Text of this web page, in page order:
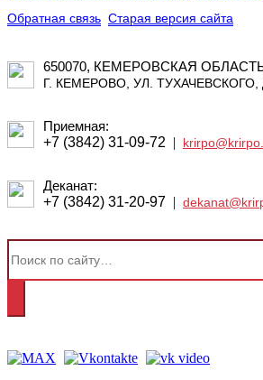
Обратная связь Старая версия сайта
650070, КЕМЕРОВСКАЯ
Г. КЕМЕРОВО, УЛ. ТУХАЧЕВСКОГО,
Приемная:
+7 (3842) 31-09-72 |
Деканат:
+7 (3842) 31-20-97 |